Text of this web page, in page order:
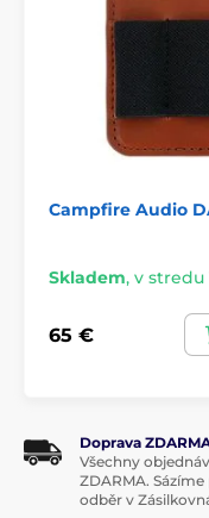
Campfire Audio
Skladem, v stredu
65 €
Doprava
Všechny
ZDARMA.
odběr v